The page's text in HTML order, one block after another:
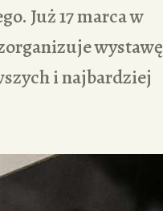
Już 17 marca w
wystawę
i najbardziej